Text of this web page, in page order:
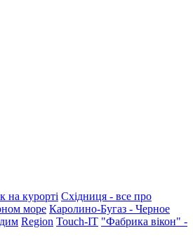
на курорті Східниця - все про
море Каролино-Бугаз - Черное
Region Touch-IT "Фабрика вікон" -